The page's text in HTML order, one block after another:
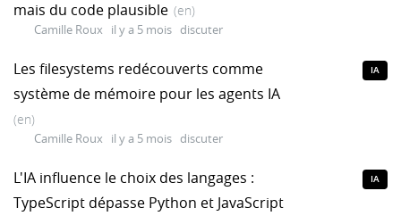
mais du code plausible (en)
Camille Roux il y a 5 mois discuter
Les filesystems redécouverts comme
système de mémoire pour les agents IA
(en)
Camille Roux il y a 5 mois discuter
IA
L'IA influence le choix des langages :
TypeScript dépasse Python et JavaScript
IA